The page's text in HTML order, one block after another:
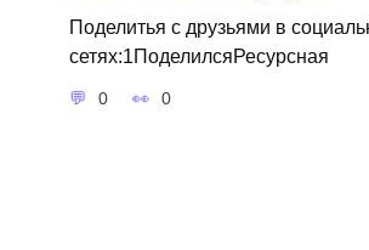
Поделитья с друзьями в
сетях:1ПоделилсяРесурсная
0 0